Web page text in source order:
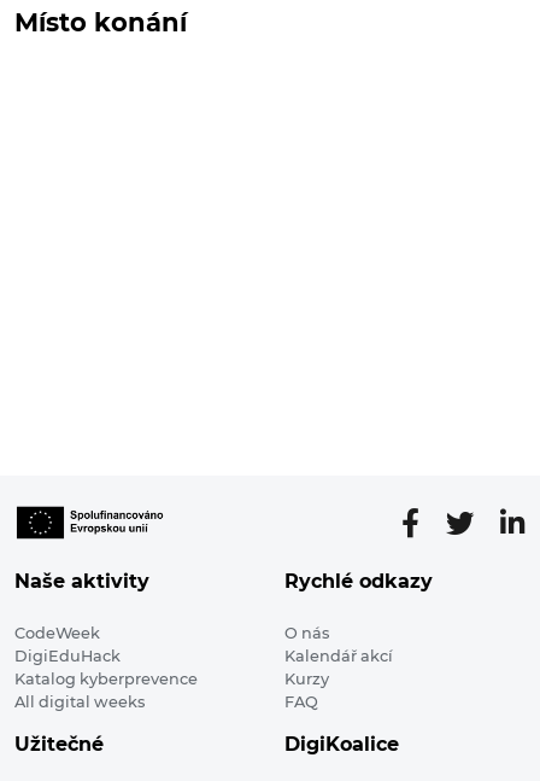
Místo konání
Naše aktivity
CodeWeek
DigiEduHack
Katalog kyberprevence
All digital weeks
Rychlé odkazy
O nás
Kalendář akcí
Kurzy
FAQ
Užitečné DigiKoalice